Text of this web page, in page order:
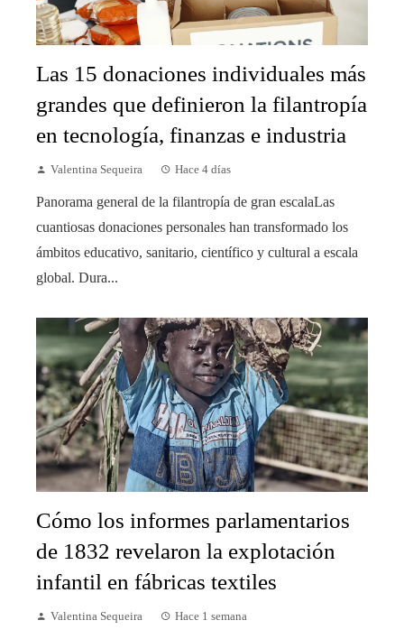
Las 15 donaciones individuales más
grandes que definieron la filantropía
en tecnología, finanzas e industria
Valentina Sequeira Hace 4 días
Panorama general de la filantropía de gran escalaLas
cuantiosas donaciones personales han transformado los
ámbitos educativo, sanitario, científico y cultural a escala
global. Dura...
Cómo los informes parlamentarios
de 1832 revelaron la explotación
infantil en fábricas textiles
Valentina Sequeira Hace 1 semana